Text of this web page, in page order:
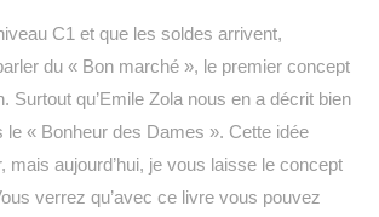
C1 et que les soldes arrivent,
du « Bon marché », le premier concept
Surtout qu’Emile Zola nous en a décrit bien
le « Bonheur des Dames ». Cette idée
mais aujourd’hui, je vous laisse le concept
verrez qu’avec ce livre vous pouvez